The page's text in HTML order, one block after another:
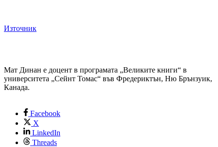
Източник
Мат Динан е доцент в програмата „Великите книги“ в
университета „Сейнт Томас“ във Фредериктън, Ню Брънзуик,
Канада.
Facebook
X
LinkedIn
Threads